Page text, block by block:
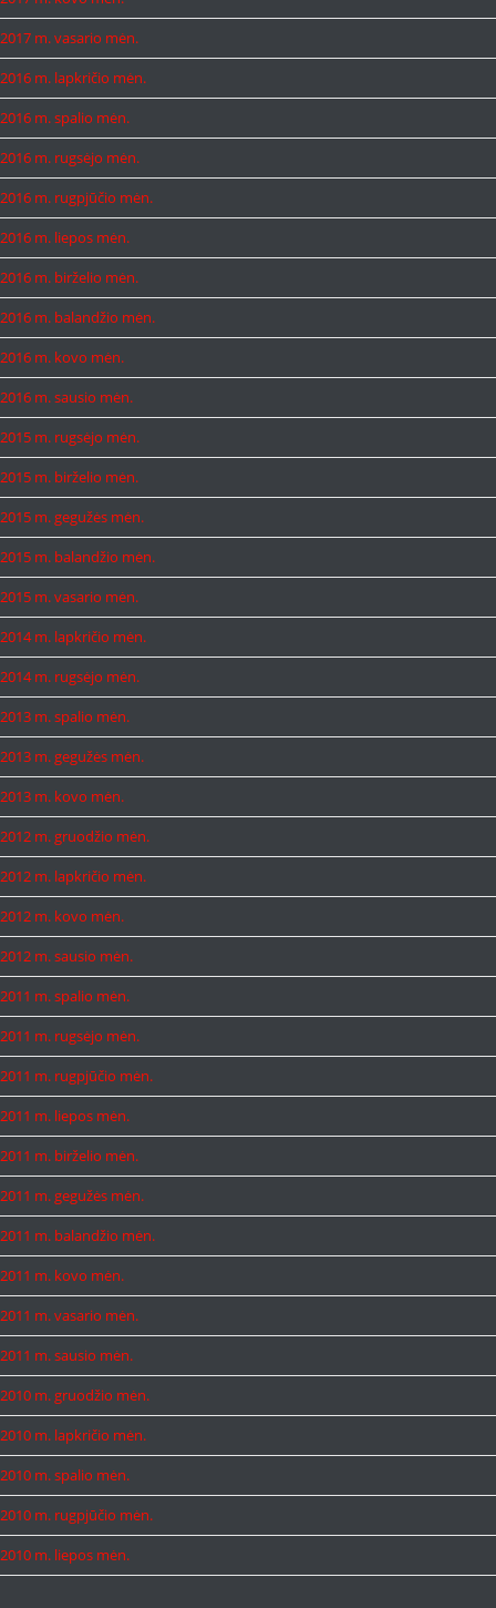
2017 m. vasario mėn.
2016 m. lapkričio mėn.
2016 m. spalio mėn.
2016 m. rugsėjo mėn.
2016 m. rugpjūčio mėn.
2016 m. liepos mėn.
2016 m. birželio mėn.
2016 m. balandžio mėn.
2016 m. kovo mėn.
2016 m. sausio mėn.
2015 m. rugsėjo mėn.
2015 m. birželio mėn.
2015 m. gegužės mėn.
2015 m. balandžio mėn.
2015 m. vasario mėn.
2014 m. lapkričio mėn.
2014 m. rugsėjo mėn.
2013 m. spalio mėn.
2013 m. gegužės mėn.
2013 m. kovo mėn.
2012 m. gruodžio mėn.
2012 m. lapkričio mėn.
2012 m. kovo mėn.
2012 m. sausio mėn.
2011 m. spalio mėn.
2011 m. rugsėjo mėn.
2011 m. rugpjūčio mėn.
2011 m. liepos mėn.
2011 m. birželio mėn.
2011 m. gegužės mėn.
2011 m. balandžio mėn.
2011 m. kovo mėn.
2011 m. vasario mėn.
2011 m. sausio mėn.
2010 m. gruodžio mėn.
2010 m. lapkričio mėn.
2010 m. spalio mėn.
2010 m. rugpjūčio mėn.
2010 m. liepos mėn.